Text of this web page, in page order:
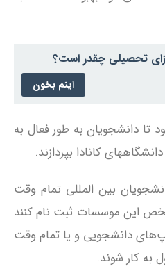
تحصیلی چقدر است؟
اینم بخون
تا دانشجویان به طور فعال به
کانادا بپردازند.
بین المللی تمام وقت
این موسسات ثبت نام کنند
دانشجویی و یا تمام وقت
به کار شوند.